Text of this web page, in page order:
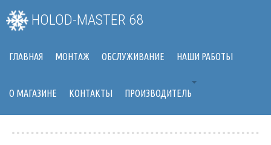
HOLOD-MASTER 68
ГЛАВНАЯ МОНТАЖ ОБСЛУЖИВАНИЕ НАШИ РАБОТЫ
О МАГАЗИНЕ КОНТАКТЫ ПРОИЗВОДИТЕЛЬ